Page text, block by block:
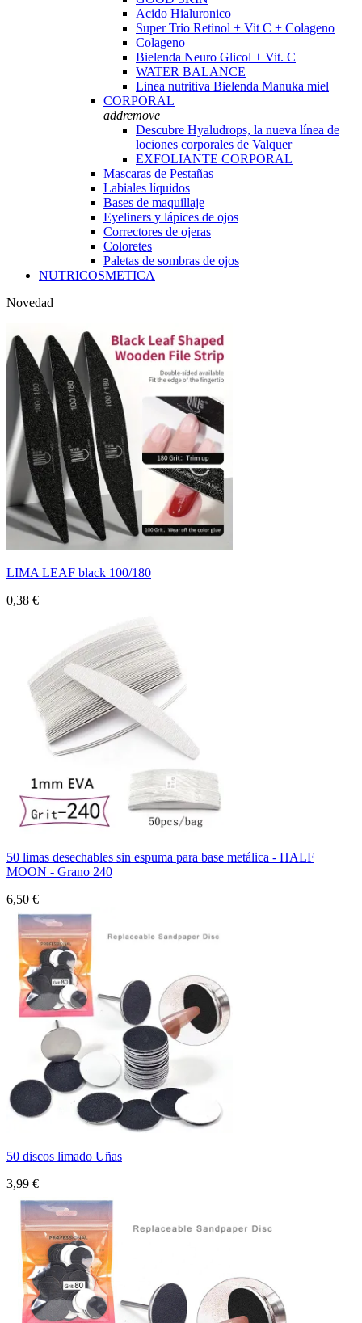
Acido Hialuronico
Super Trio Retinol + Vit C + Colageno
Colageno
Bielenda Neuro Glicol + Vit. C
WATER BALANCE
Linea nutritiva Bielenda Manuka miel
CORPORAL
addremove
Descubre Hyaludrops, la nueva línea de
lociones corporales de Valquer
EXFOLIANTE CORPORAL
Mascaras de Pestañas
Labiales líquidos
Bases de maquillaje
Eyeliners y lápices de ojos
Correctores de ojeras
Coloretes
Paletas de sombras de ojos
NUTRICOSMETICA
Novedad
LIMA LEAF black 100/180
0,38 €
50 limas desechables sin espuma para base metálica - HALF
MOON - Grano 240
6,50 €
50 discos limado Uñas
3,99 €